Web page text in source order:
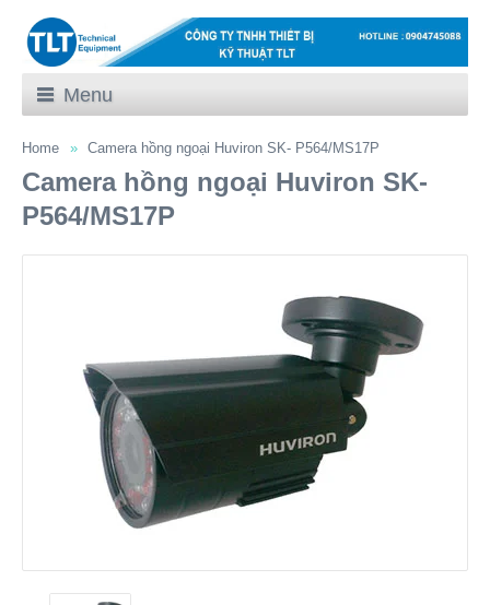
Menu
Home Camera hồng ngoại Huviron SK- P564/MS17P
Camera hồng ngoại Huviron SK-
P564/MS17P